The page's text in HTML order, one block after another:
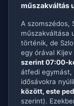
műszakváltás
A szomszédos,
műszakváltása
történik, de
egy órával
szerint 07:00-
átfedi egymást,
idősávokra
között, este
szerint).